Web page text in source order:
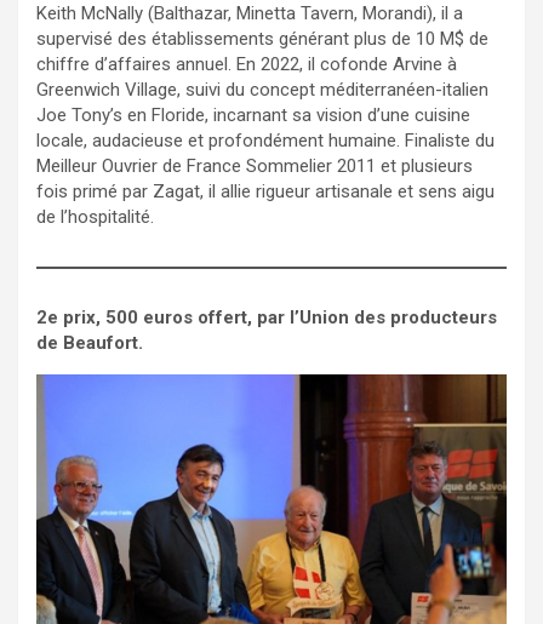
Keith McNally (Balthazar, Minetta Tavern, Morandi), il a
supervisé des établissements générant plus de 10 M$ de
chiffre d’affaires annuel. En 2022, il cofonde Arvine à
Greenwich Village, suivi du concept méditerranéen-italien
Joe Tony’s en Floride, incarnant sa vision d’une cuisine
locale, audacieuse et profondément humaine. Finaliste du
Meilleur Ouvrier de France Sommelier 2011 et plusieurs
fois primé par Zagat, il allie rigueur artisanale et sens aigu
de l’hospitalité.
2e prix, 500 euros offert, par l’Union des producteurs
de Beaufort.